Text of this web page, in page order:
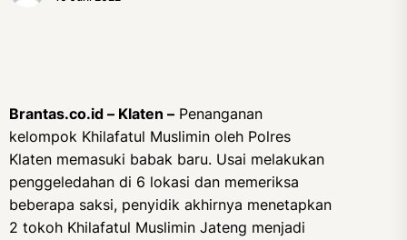
Brantas.co.id – Klaten – Penanganan
kelompok Khilafatul Muslimin oleh Polres
Klaten memasuki babak baru. Usai melakukan
penggeledahan di 6 lokasi dan memeriksa
beberapa saksi, penyidik akhirnya menetapkan
2 tokoh Khilafatul Muslimin Jateng menjadi